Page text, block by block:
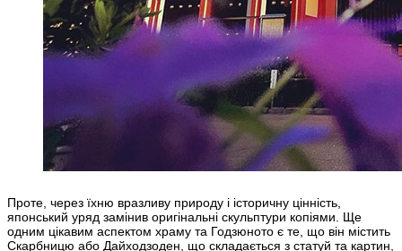
Проте, через їхню вразливу природу і історичну цінність,
японський уряд замінив оригінальні скульптури копіями. Ще
одним цікавим аспектом храму та Годзюното є те, що він містить
Скарбницю або Дайходзоден, що складається з статуй та картин,